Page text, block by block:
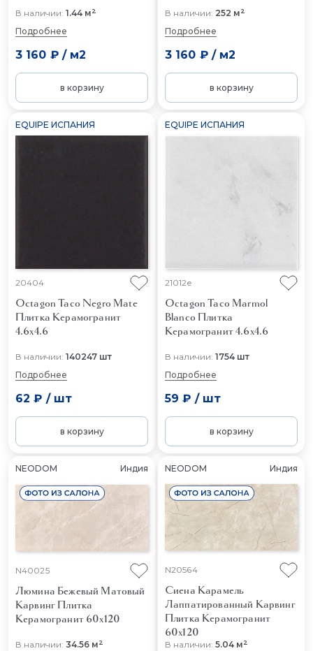
В наличии: 1.44 м2
Подробнее
3 160 ₽/ м2
в корзину
В наличии: 252 м2
Подробнее
3 160 ₽/ м2
в корзину
EQUIPE ИСПАНИЯ
20404
Octagon Taco Negro Mate
Плитка Керамогранит
4.6x4.6
В наличии: 140247 шт
Подробнее
62 ₽ / шт
в корзину
EQUIPE ИСПАНИЯ
21012e
Octagon Taco Marmol
Blanco Плитка
Керамогранит 4.6x4.6
В наличии: 1754 шт
Подробнее
59 ₽ / шт
в корзину
NEODOM Индия
N40025
Люмина Бежевый Матовый
Карвинг Плитка
Керамогранит 60x120
В наличии: 34.56 м2
NEODOM Индия
N20564
Сиена Карамель
Лаппатированный Карвинг
Плитка Керамогранит
60x120
В наличии: 5.04 м2